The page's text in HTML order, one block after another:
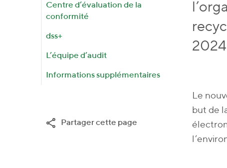
Centre d’évaluation de la
conformité
dss+
L’équipe d’audit
Informations supplémentaires
Partager cette page
Le
but de